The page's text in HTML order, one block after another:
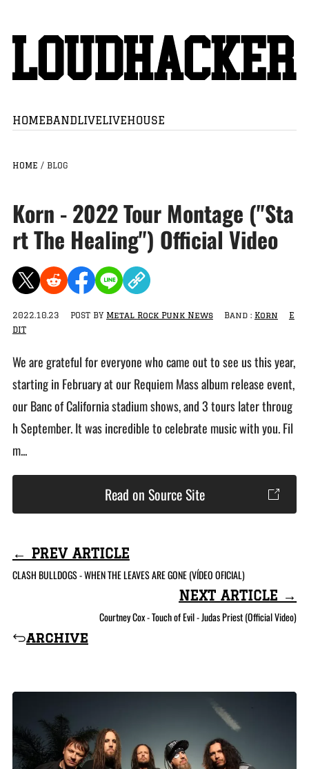
HOMEBANDLIVELIVEHOUSE
HOME / BLOG
Korn - 2022 Tour Montage ("Sta
rt The Healing") Official Video
2022.10.23 POST BY Metal Rock Punk News Band : Korn
E
DIT
We are grateful for everyone who came out to see us this year,
starting in February at our Requiem Mass album release event,
our Banc of California stadium shows, and 3 tours later throug
h September. It was incredible to celebrate music with you. Fil
m...
Read on Source Site
← PREV ARTICLE
CLASH BULLDOGS - WHEN THE LEAVES ARE GONE (VÍDEO OFICIAL)
archive
NEXT ARTICLE →
Courtney Cox - Touch of Evil - Judas Priest (Official Video)